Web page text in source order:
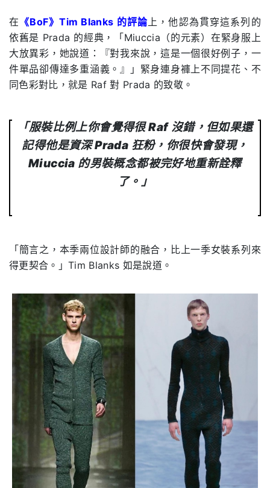
在 《BoF》Tim Blanks 的評論上，他認為貫穿這系列的
依舊是 Prada 的經典，「Miuccia（的元素）在緊身服上
大放異彩，她說道：『對我來說，這是一個很好例子，一
件單品卻傳達多重涵義。』」緊身連身褲上不同提花、不
同色彩對比，就是 Raf 對 Prada 的致敬。
「服裝比例上你會覺得很 Raf 沒錯，但如果還
記得他是資深 Prada 狂粉，你很快會發現，
Miuccia 的男裝概念都被完好地重新詮釋
了。」
「簡言之，本季兩位設計師的融合，比上一季女裝系列來
得更契合。」Tim Blanks 如是說道。